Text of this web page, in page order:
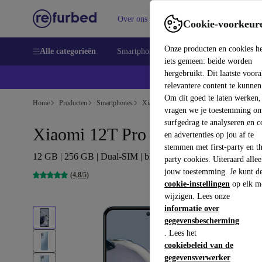
Cookie-
Onze producten en cookies
iets gemeen: beide worden
hergebruikt. Dit laatste
relevantere content te
Om dit goed te laten werken,
vragen we je toestemming
surfgedrag te analyseren en
en advertenties op jou af te
stemmen met first-party en
party cookies. Uiteraard
jouw toestemming. Je kunt
cookie-instellingen op elk
wijzigen. Lees onze
informatie over
gegevensbescherming
. Lees het
cookiebeleid van de
gegevensverwerker
Over ons Verkopen Support
Alle categorieën Smartphones Laptops Tablets
Home Producten Smartphones Xiaomi Mobiele Telefoons
Xiaomi 12T Pro
12 GB | 256 GB | Dual-SIM | blauw
(4,8/5)